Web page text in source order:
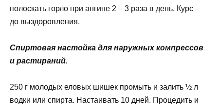
полоскать горло при ангине 2 – 3 раза в день. Курс –
до выздоровления.
Спиртовая настойка для наружных компрессов
и растираний.
250 г молодых еловых шишек промыть и залить ½ л
водки или спирта. Настаивать 10 дней. Процедить и